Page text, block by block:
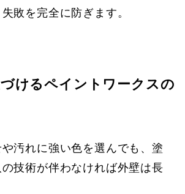
敗を完全に防ぎます。
けるペイントワークスの
汚れに強い色を選んでも、塗
技術が伴わなければ外壁は長